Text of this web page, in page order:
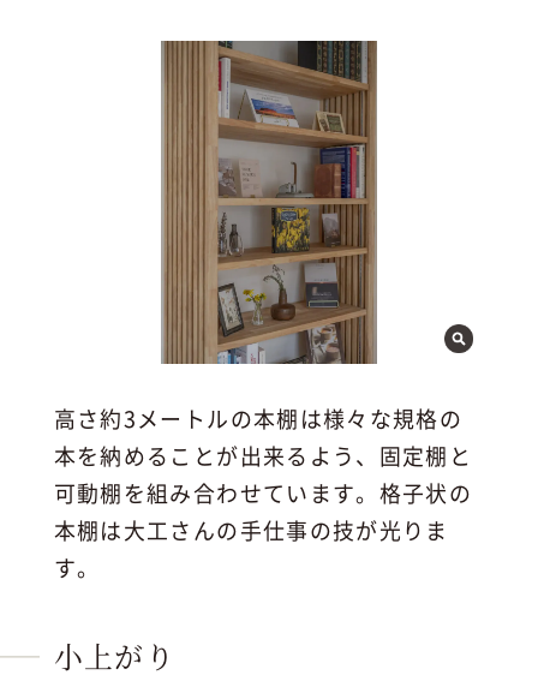
高さ約3メートルの本棚は様々な規格の
本を納めることが出来るよう、固定棚と
可動棚を組み合わせています。格子状の
本棚は大工さんの手仕事の技が光りま
す。
小上がり